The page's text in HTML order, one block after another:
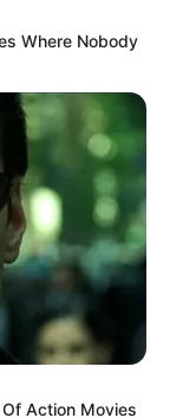
de Vidro
o rótulo
Where Nobody
Action Movies